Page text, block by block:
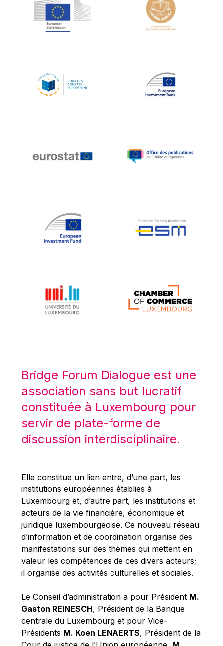
Jean-Louis Schiltz
Jean-Victor Louis
Johnny Åkerholm
Katharien L.C. Hunt
Klaus-Heiner Lehne
Koen LENAERTS
Lars Heikensten
Lucas Papademos
Máire Geoghegan-Quinn
Mario Centeno
Mario Monti
Maroš ŠEFČOVIČ
Martin Bailey
Martine Reicherts
Michael Sohlman
Michel Goedert
Mireille Delmas-Marty
Nobuo Tanaka
Otmar Issing
Paolo Mengozzi
Paschal Donohoe
Pat Cox
Patrizia Nanz
Philippe Maystadt
Pierre Gramegna
Bridge Forum Dialogue est une
association sans but lucratif
constituée à Luxembourg pour
servir de plate-forme de
discussion interdisciplinaire.
Elle constitue un lien entre, d’une part, les
institutions européennes établies à
Luxembourg et, d’autre part, les institutions et
acteurs de la vie financière, économique et
juridique luxembourgeoise. Ce nouveau réseau
d’information et de coordination organise des
manifestations sur des thèmes qui mettent en
valeur les compétences de ces divers acteurs;
il organise des activités culturelles et sociales.
Le Conseil d’administration a pour Président M.
Gaston REINESCH, Président de la Banque
centrale du Luxembourg et pour Vice-
Présidents M. Koen LENAERTS, Président de la